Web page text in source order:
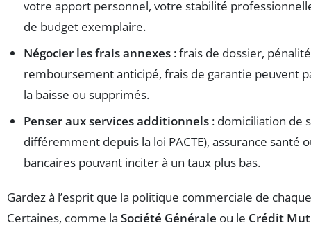
votre apport personnel, votre stabilité
de budget exemplaire.
Négocier les frais annexes : frais de dossier,
remboursement anticipé, frais de garantie peuvent
la baisse ou supprimés.
Penser aux services additionnels : domiciliation de
différemment depuis la loi PACTE), assurance santé
bancaires pouvant inciter à un taux plus bas.
Gardez à l’esprit que la politique commerciale de
Certaines, comme la Société Générale ou le Crédit